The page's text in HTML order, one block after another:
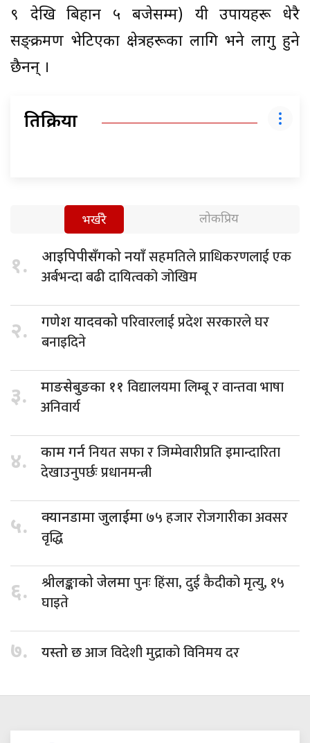
९ देखि बिहान ५ बजेसम्म) यी उपायहरू धेरै
सङ्क्रमण भेटिएका क्षेत्रहरूका लागि भने लागु हुने
छैनन् ।
प्रतिक्रिया
भर्खरै लोकप्रिय
१. आइपिपीसँगको नयाँसहमतिले प्राधिकरणलाई एक
अर्बभन्दा बढी दायित्वको जोखिम
२. गणेश यादवकोपरिवारलाई प्रदेश सरकारले घर
बनाइदिने
३. माङसेबुङका ११ विद्यालयमा लिम्बू र वान्तवा भाषा
अनिवार्य
४. काम गर्ननियत सफा र जिम्मेवारीप्रति इमान्दारिता
देखाउनुपर्छः प्रधानमन्त्री
५. क्यानडामा जुलाईमा ७५ हजार रोजगारीका अवसर
वृद्धि
६. श्रीलङ्काको जेलमापुनः हिंसा, दुई कैदीको मृत्यु, १५
घाइते
७. यस्तो छआज विदेशी मुद्राको विनिमय दर